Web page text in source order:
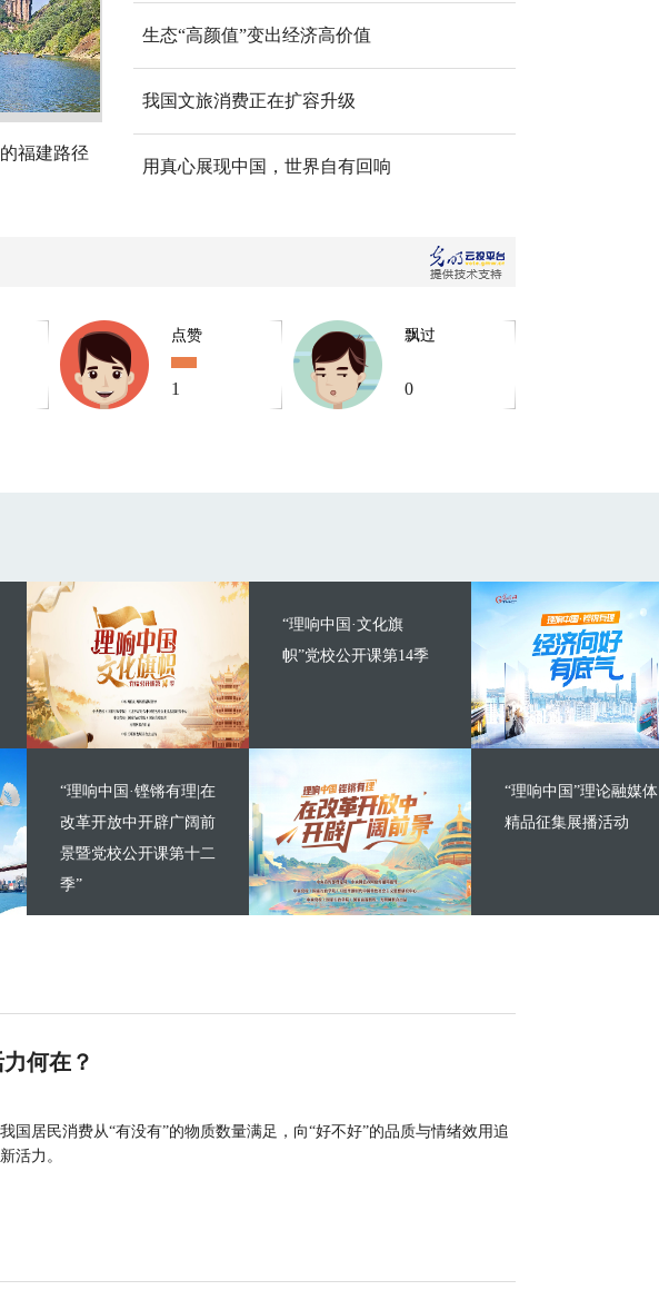
福建路径
生态“高颜值”变出经济高价值
我国文旅消费正在扩容升级
用真心展现中国，世界自有回响
点赞
1
飘过
0
“理响中国·文化旗
帜”党校公开课第14季
“理响中国·铿锵有理|在
改革开放中开辟广阔前
景暨党校公开课第十二
季”
“理响中国”理论融媒体
精品征集展播活动
何在？
居民消费从“有没有”的物质数量满足，向“好不好”的品质与情绪效用追
活力。